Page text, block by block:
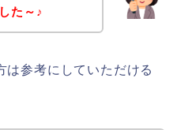
た～♪
は参考にしていただける